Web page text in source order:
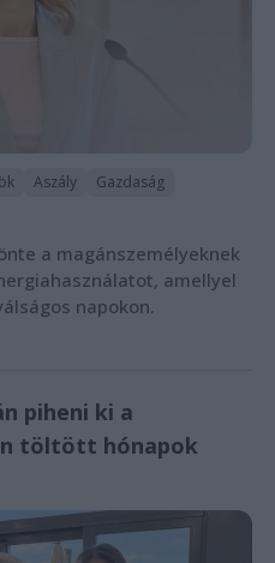
Aszály
Gazdaság
a magánszemélyeknek
amellyel
napokon.
piheni ki a
töltött hónapok